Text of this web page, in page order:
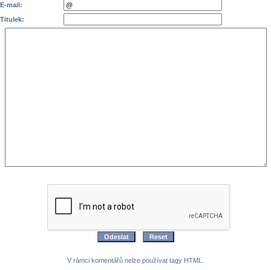
E-mail:
Titulek:
V rámci komentářů nelze používat tagy HTML.